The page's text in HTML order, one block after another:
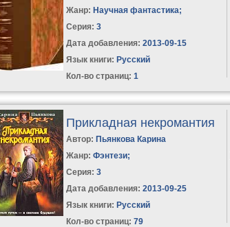
Жанр: Научная фантастика;
Серия:3
Дата добавления: 2013-09-15
Язык книги: Русский
Кол-во страниц: 1
Прикладная некромантия
Автор: Пьянкова Карина
Жанр: Фэнтези;
Серия:3
Дата добавления: 2013-09-25
Язык книги: Русский
Кол-во страниц: 79